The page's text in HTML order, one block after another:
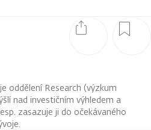
oddělení Research (výzkum
nad investičním výhledem a
zasazuje ji do očekávaného